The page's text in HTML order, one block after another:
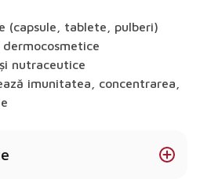
(capsule, tablete, pulberi)
nutraceutice
imunitatea, concentrarea,